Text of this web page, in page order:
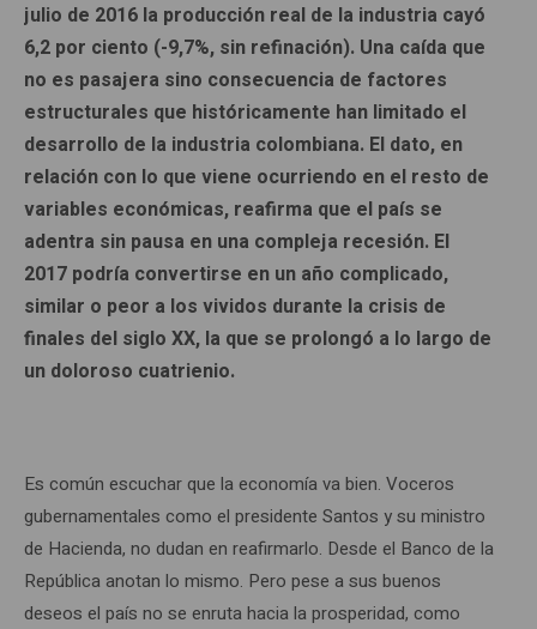
julio de 2016 la producción real de la industria cayó
6,2 por ciento (-9,7%, sin refinación). Una caída que
no es pasajera sino consecuencia de factores
estructurales que históricamente han limitado el
desarrollo de la industria colombiana. El dato, en
relación con lo que viene ocurriendo en el resto de
variables económicas, reafirma que el país se
adentra sin pausa en una compleja recesión. El
2017 podría convertirse en un año complicado,
similar o peor a los vividos durante la crisis de
finales del siglo XX, la que se prolongó a lo largo de
un doloroso cuatrienio.
Es común escuchar que la economía va bien. Voceros
gubernamentales como el presidente Santos y su ministro
de Hacienda, no dudan en reafirmarlo. Desde el Banco de la
República anotan lo mismo. Pero pese a sus buenos
deseos el país no se enruta hacia la prosperidad, como